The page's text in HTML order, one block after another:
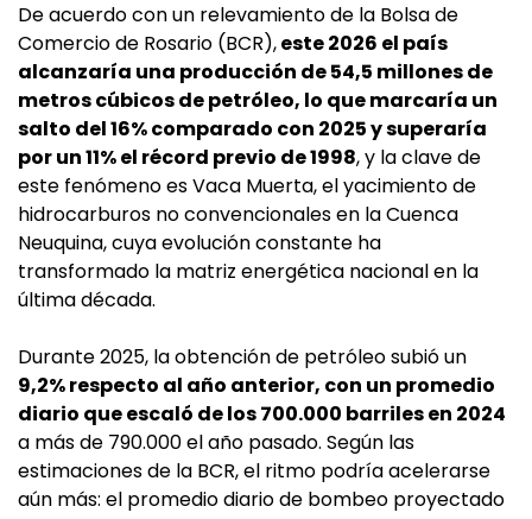
De acuerdo con un relevamiento de la Bolsa de
Comercio de Rosario (BCR),este 2026 el país
alcanzaría una producción de 54,5 millones de
metros cúbicos de petróleo, lo que marcaría un
salto del 16% comparado con 2025 y superaría
por un 11% el récord previo de 1998, y la clave de
este fenómeno es Vaca Muerta, el yacimiento de
hidrocarburos no convencionales en la Cuenca
Neuquina, cuya evolución constante ha
transformado la matriz energética nacional en la
última década.
Durante 2025, la obtención de petróleo subió un
9,2% respecto al año anterior, con un promedio
diario que escaló de los 700.000 barriles en 2024
a más de 790.000 el año pasado. Según las
estimaciones de la BCR, el ritmo podría acelerarse
aún más: el promedio diario de bombeo proyectado